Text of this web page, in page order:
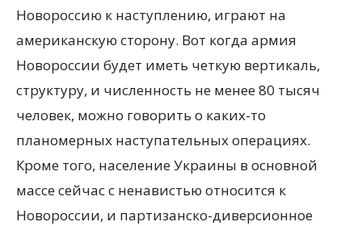
Новороссию к наступлению, играют на
американскую сторону. Вот когда армия
Новороссии будет иметь четкую вертикаль,
структуру, и численность не менее 80 тысяч
человек, можно говорить о каких-то
планомерных наступательных операциях.
Кроме того, население Украины в основной
массе сейчас с ненавистью относится к
Новороссии, и партизанско-диверсионное